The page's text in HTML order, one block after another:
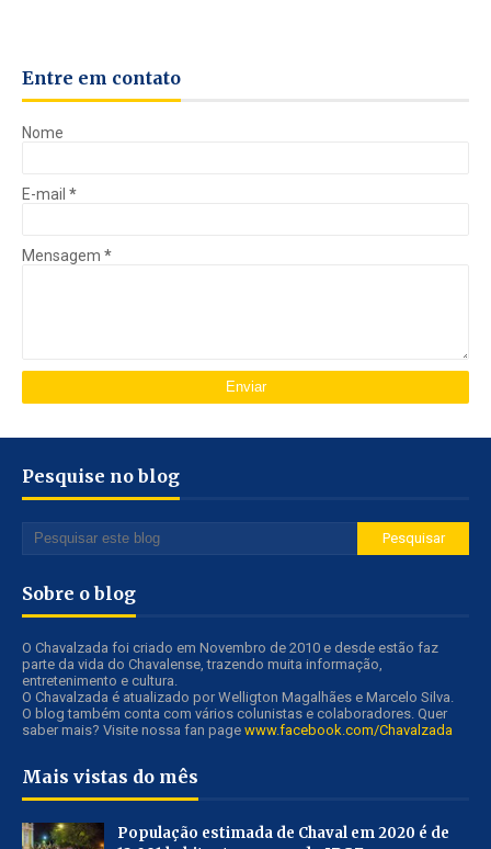
Entre em contato
Nome
E-mail *
Mensagem *
Pesquise no blog
Sobre o blog
O Chavalzada foi criado em Novembro de 2010 e desde estão faz
parte da vida do Chavalense, trazendo muita informação,
entretenimento e cultura.
O Chavalzada é atualizado por Welligton Magalhães e Marcelo Silva.
O blog também conta com vários colunistas e colaboradores. Quer
saber mais? Visite nossa fan page www.facebook.com/Chavalzada
Mais vistas do mês
População estimada de Chaval em 2020 é de